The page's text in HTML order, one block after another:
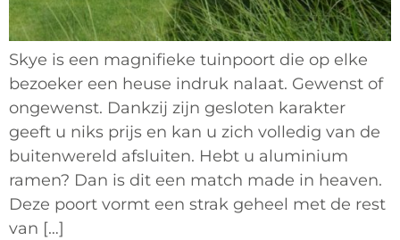
Skye is een magnifieke tuinpoort die op elke
bezoeker een heuse indruk nalaat. Gewenst of
ongewenst. Dankzij zijn gesloten karakter
geeft u niks prijs en kan u zich volledig van de
buitenwereld afsluiten. Hebt u aluminium
ramen? Dan is dit een match made in heaven.
Deze poort vormt een strak geheel met de rest
van […]